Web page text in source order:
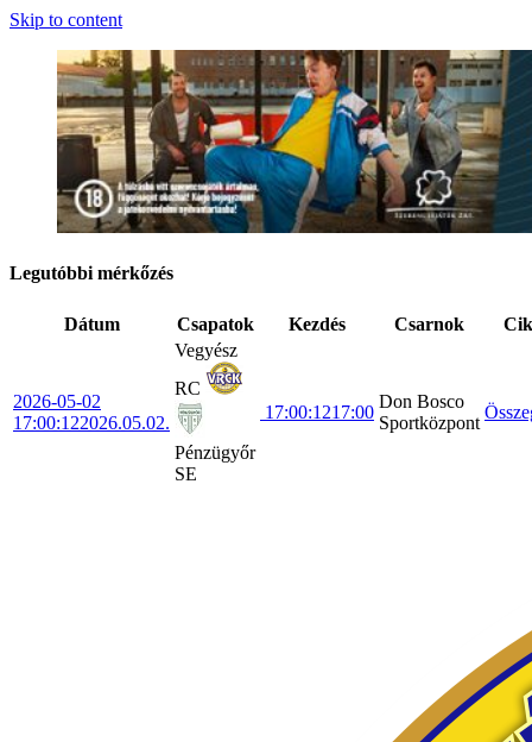
Skip to content
Legutóbbi mérkőzés
Dátum Csapatok Kezdés Csarnok
2026-05-02
17:00:122026.05.02.
Vegyész
RC
Pénzügyőr
SE
17:00:1217:00
Don Bosco
Sportközpont